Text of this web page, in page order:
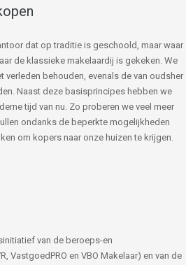
dat op traditie is geschoold, maar waar
de klassieke makelaardij is gekeken. We
verleden behouden, evenals de van oudsher
Naast deze basisprincipes hebben we
tijd van nu. Zo proberen we veel meer
ondanks de beperkte mogelijkheden
om kopers naar onze huizen te krijgen.
van de beroeps-en
VastgoedPRO en VBO Makelaar) en van de